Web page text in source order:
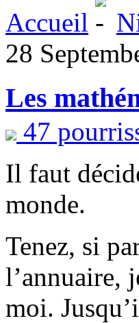
Accueil
28
Les
47
Il faut
monde.
Tenez, si
l’annuaire,
moi.